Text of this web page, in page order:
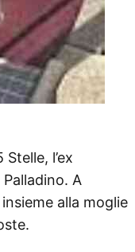
l’ex
A
insieme alla moglie